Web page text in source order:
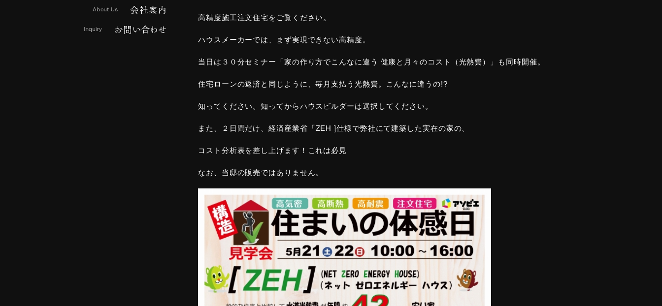
高精度施工注文住宅をご覧ください。
ハウスメーカーでは、まず実現できない高精度。
当日は３０分セミナー「家の作り方でこんなに違う 健康と月々のコスト（光熱費）」も同時開催。
住宅ローンの返済と同じように、毎月支払う光熱費。こんなに違うの!?
知ってください。知ってからハウスビルダーは選択してください。
また、２日間だけ、経済産業省「ZEH]仕様で弊社にて建築した実在の家の、
コスト分析表を差し上げます！これは必見
なお、当邸の販売ではありません。